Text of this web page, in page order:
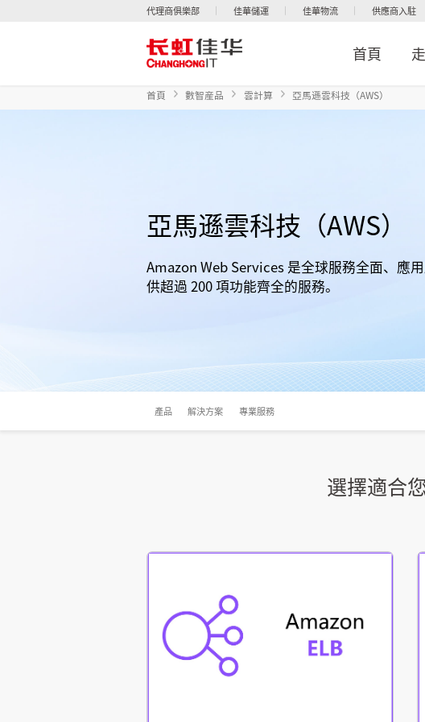
代理商俱樂部 佳華儲運 佳華物流 供應商入駐
首頁
首頁 數智産品 雲計算 亞馬遜雲科技（AWS）
亞馬遜雲科技（AWS）
Amazon Web Services 是全球服務全面、應
供超過 200 項功能齊全的服務。
產品 解決方案 專業服務
選擇適合